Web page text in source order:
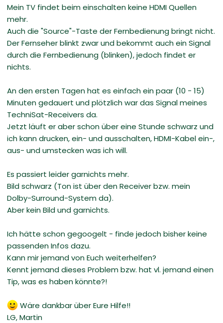
Mein TV findet beim einschalten keine HDMI Quellen
mehr.
Auch die "Source"-Taste der Fernbedienung bringt nicht.
Der Fernseher blinkt zwar und bekommt auch ein Signal
durch die Fernbedienung (blinken), jedoch findet er
nichts.
An den ersten Tagen hat es einfach ein paar (10 - 15)
Minuten gedauert und plötzlich war das Signal meines
TechniSat-Receivers da.
Jetzt läuft er aber schon über eine Stunde schwarz und
ich kann drucken, ein- und ausschalten, HDMI-Kabel ein-,
aus- und umstecken was ich will.
Es passiert leider garnichts mehr.
Bild schwarz (Ton ist über den Receiver bzw. mein
Dolby-Surround-System da).
Aber kein Bild und garnichts.
Ich hätte schon gegoogelt - finde jedoch bisher keine
passenden Infos dazu.
Kann mir jemand von Euch weiterhelfen?
Kennt jemand dieses Problem bzw. hat vl. jemand einen
Tip, was es haben könnte?!
Wäre dankbar über Eure Hilfe!!
LG, Martin